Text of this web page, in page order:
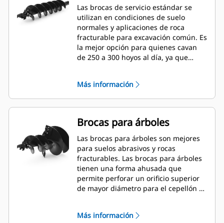
Las brocas de servicio estándar se
utilizan en condiciones de suelo
normales y aplicaciones de roca
fracturable para excavación común. Es
la mejor opción para quienes cavan
de 250 a 300 hoyos al día, ya que
Más información
Brocas para árboles
Las brocas para árboles son mejores
para suelos abrasivos y rocas
fracturables. Las brocas para árboles
tienen una forma ahusada que
permite perforar un orificio superior
de mayor diámetro para el cepellón y
Más información